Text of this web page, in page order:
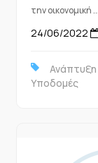
την οικονομική
24/06/2022
Ανάπτυξη
Υποδομές